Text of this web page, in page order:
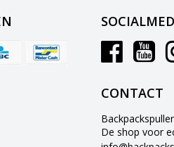
CONTACT
De shop voor